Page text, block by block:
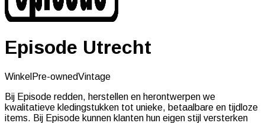
Episode Utrecht
Winkel Pre-ownedVintage
Bij Episode redden, herstellen en herontwerpen we
kwalitatieve kledingstukken tot unieke, betaalbare en tijdloze
items. Bij Episode kunnen klanten hun eigen stijl versterken